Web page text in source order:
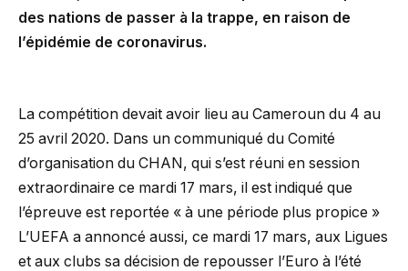
des nations de passer à la trappe, en raison de
l’épidémie de coronavirus.
La compétition devait avoir lieu au Cameroun du 4 au
25 avril 2020. Dans un communiqué du Comité
d’organisation du CHAN, qui s’est réuni en session
extraordinaire ce mardi 17 mars, il est indiqué que
l’épreuve est reportée « à une période plus propice »
L’UEFA a annoncé aussi, ce mardi 17 mars, aux Ligues
et aux clubs sa décision de repousser l’Euro à l’été